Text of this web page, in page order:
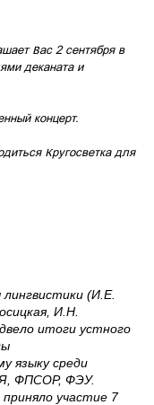
Вас 2 сентября в
деканата и
концерт.
Кругосветка для
(И.Е.
И.Н.
итоги устного
языку среди
ФПСОР, ФЭУ.
участие 7